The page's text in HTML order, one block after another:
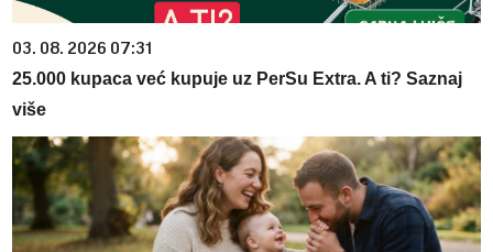
03. 08. 2026 07:31
25.000 kupaca već kupuje uz PerSu Extra. A ti? Saznaj
više